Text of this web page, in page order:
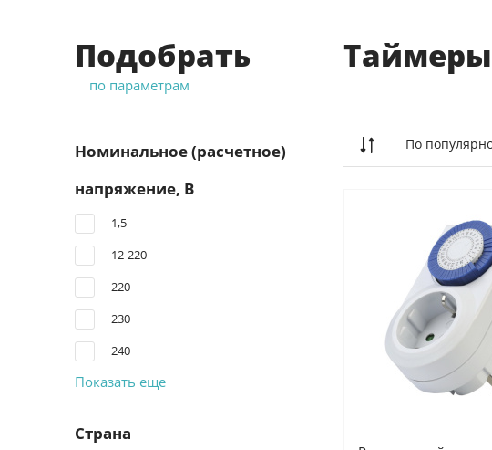
Подобрать
по параметрам
Номинальное (расчетное)
напряжение, В
1,5
12-220
220
230
240
Показать еще
Страна
По